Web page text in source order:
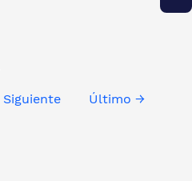
Siguiente Último →